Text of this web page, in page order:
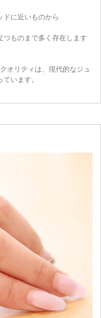
ドに近いものから
つものまで多く存在します
オリティは、現代的なジュ
います。